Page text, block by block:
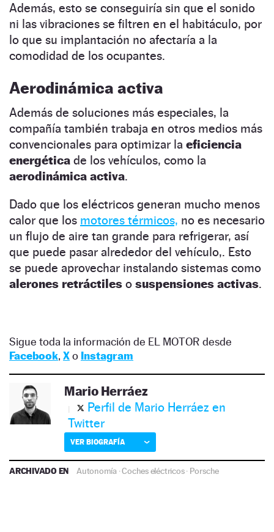
Además, esto se conseguiría sin que el sonido
ni las vibraciones se filtren en el habitáculo, por
lo que su implantación no afectaría a la
comodidad de los ocupantes.
Aerodinámica activa
Además de soluciones más especiales, la
compañía también trabaja en otros medios más
convencionales para optimizar la eficiencia
energética de los vehículos, como la
aerodinámica activa.
Dado que los eléctricos generan mucho menos
calor que los motores térmicos, no es necesario
un flujo de aire tan grande para refrigerar, así
que puede pasar alrededor del vehículo,. Esto
se puede aprovechar instalando sistemas como
alerones retráctiles o suspensiones activas.
Sigue toda la información de EL MOTOR desde
Facebook, Xo Instagram
Mario Herráez
Perfil de Mario Herráez en
Twitter
VER BIOGRAFÍA
ARCHIVADO EN Autonomía·Coches eléctricos· Porsche